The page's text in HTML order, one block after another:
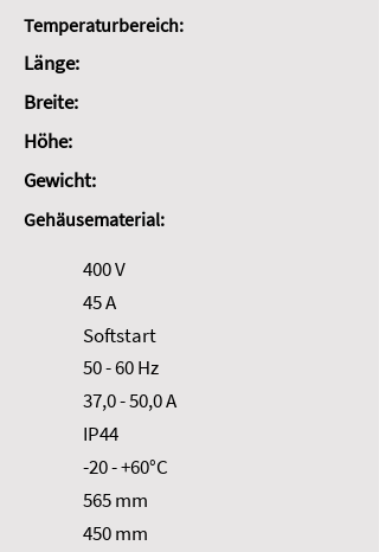
Temperaturbereich:
Länge:
Breite:
Höhe:
Gewicht:
Gehäusematerial:
400 V
45 A
Softstart
50 - 60 Hz
37,0 - 50,0 A
IP44
-20 - +60°C
565 mm
450 mm